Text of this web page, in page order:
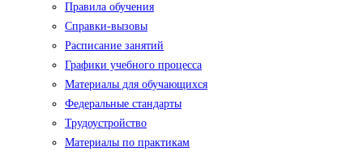
Правила обучения
Справки-вызовы
Расписание занятий
Графики учебного процесса
Материалы для обучающихся
Федеральные стандарты
Трудоустройство
Материалы по практикам